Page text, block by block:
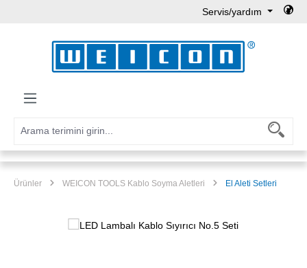
Servis/yardım
Ürünler WEICON TOOLS Kablo Soyma Aletleri El Aleti Setleri
Resim galerisini atla